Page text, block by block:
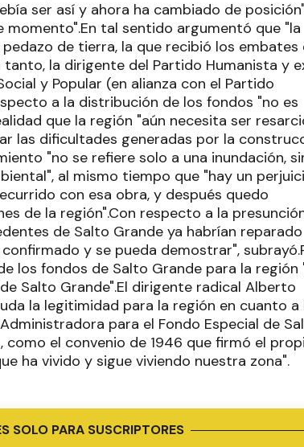
ser así y ahora ha cambiado de
tal sentido argumentó que "la
de tierra, la que recibió los embates
la dirigente del Partido Humanista y
y Popular (en alianza con el Partido
a la distribución de los fondos "no es
que la región "aún necesita ser
las dificultades generadas por la
"no se refiere solo a una inundación,
al mismo tiempo que "hay un
con esa obra, y después quedo
de la región".Con respecto a la
de Salto Grande ya habrían reparado
y se pueda demostrar",
los fondos de Salto Grande para la región
Salto Grande".El dirigente radical Alberto
la legitimidad para la región en cuanto a
para el Fondo Especial de
como el convenio de 1946 que firmó el
ha vivido y sigue viviendo nuestra zona".
SOLO PARA SUSCRIPTORES